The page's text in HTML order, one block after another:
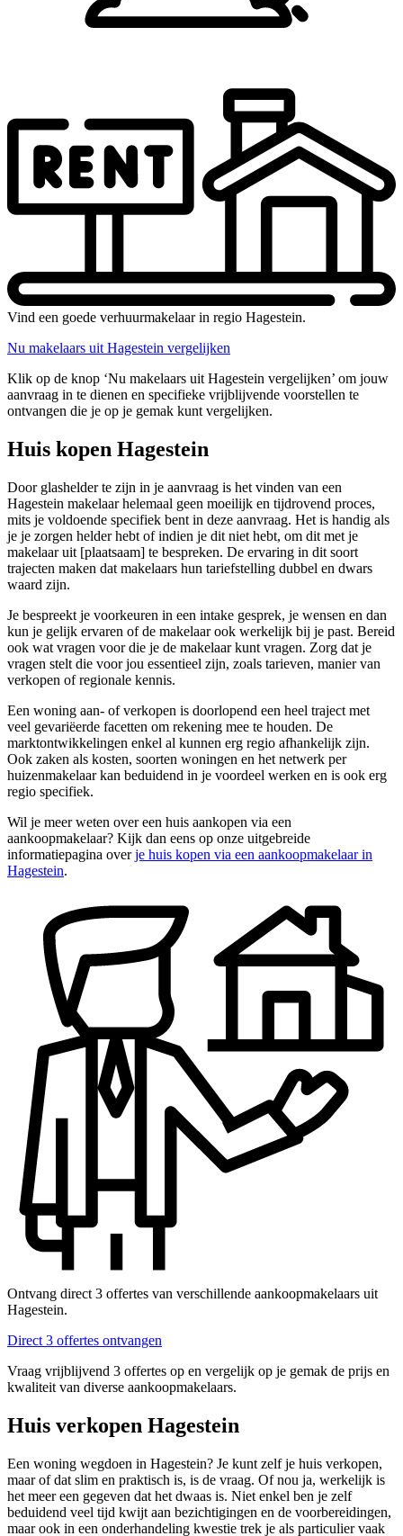
Vind een goede verhuurmakelaar in regio Hagestein.
Nu makelaars uit Hagestein vergelijken
Klik op de knop ‘Nu makelaars uit Hagestein vergelijken’ om jouw
aanvraag in te dienen en specifieke vrijblijvende voorstellen te
ontvangen die je op je gemak kunt vergelijken.
Huis kopen Hagestein
Door glashelder te zijn in je aanvraag is het vinden van een
Hagestein makelaar helemaal geen moeilijk en tijdrovend proces,
mits je voldoende specifiek bent in deze aanvraag. Het is handig als
je je zorgen helder hebt of indien je dit niet hebt, om dit met je
makelaar uit [plaatsaam] te bespreken. De ervaring in dit soort
trajecten maken dat makelaars hun tariefstelling dubbel en dwars
waard zijn.
Je bespreekt je voorkeuren in een intake gesprek, je wensen en dan
kun je gelijk ervaren of de makelaar ook werkelijk bij je past. Bereid
ook wat vragen voor die je de makelaar kunt vragen. Zorg dat je
vragen stelt die voor jou essentieel zijn, zoals tarieven, manier van
verkopen of regionale kennis.
Een woning aan- of verkopen is doorlopend een heel traject met
veel gevariëerde facetten om rekening mee te houden. De
marktontwikkelingen enkel al kunnen erg regio afhankelijk zijn.
Ook zaken als kosten, soorten woningen en het netwerk per
huizenmakelaar kan beduidend in je voordeel werken en is ook erg
regio specifiek.
Wil je meer weten over een huis aankopen via een
aankoopmakelaar? Kijk dan eens op onze uitgebreide
informatiepagina overje huis kopen via een aankoopmakelaar in
Hagestein.
Ontvang direct 3 offertes van verschillende aankoopmakelaars uit
Hagestein.
Direct 3 offertes ontvangen
Vraag vrijblijvend 3 offertes op en vergelijk op je gemak de prijs en
kwaliteit van diverse aankoopmakelaars.
Huis verkopen Hagestein
Een woning wegdoen in Hagestein? Je kunt zelf je huis verkopen,
maar of dat slim en praktisch is, is de vraag. Of nou ja, werkelijk is
het meer een gegeven dat het dwaas is. Niet enkel ben je zelf
beduidend veel tijd kwijt aan bezichtigingen en de voorbereidingen,
maar ook in een onderhandeling kwestie trek je als particulier vaak